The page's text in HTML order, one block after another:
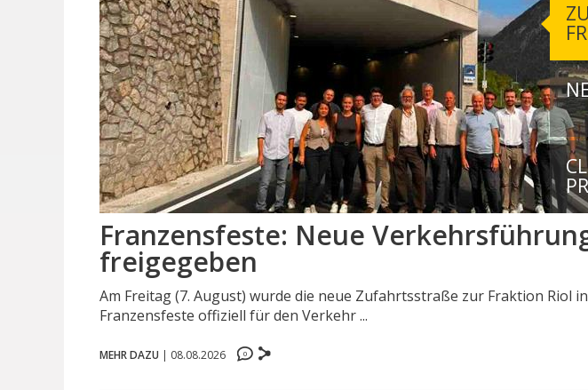
0
Franzensfeste: Neue
freigegeben
Am Freitag (7. August) wurde die neue Zufahrtsstraße zur Fraktion Riol
Franzensfeste offiziell für den Verkehr ...
MEHR DAZU | 08.08.2026 00